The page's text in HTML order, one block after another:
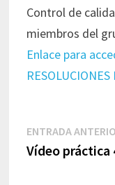
Control de
miembros del
Enlace para
Navegación
entradas
ENTRADA
Vídeo práctica